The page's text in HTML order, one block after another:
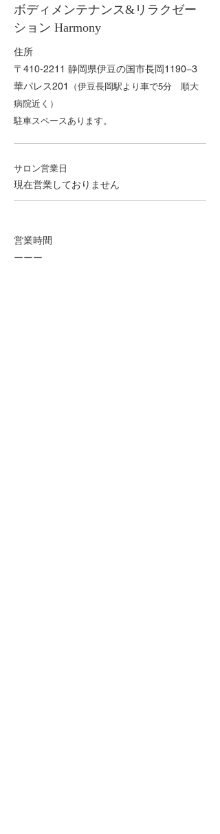
ボディメンテナンス&リラクゼー
ション Harmony
住所
〒410-2211 静岡県伊豆の国市長岡1190−3
華パレス201
​（伊豆長岡駅より車で5分 順大
病院近く）
​駐車スペースあります。
サロン営業日
現在営業しておりません
営業時間
​ーーー